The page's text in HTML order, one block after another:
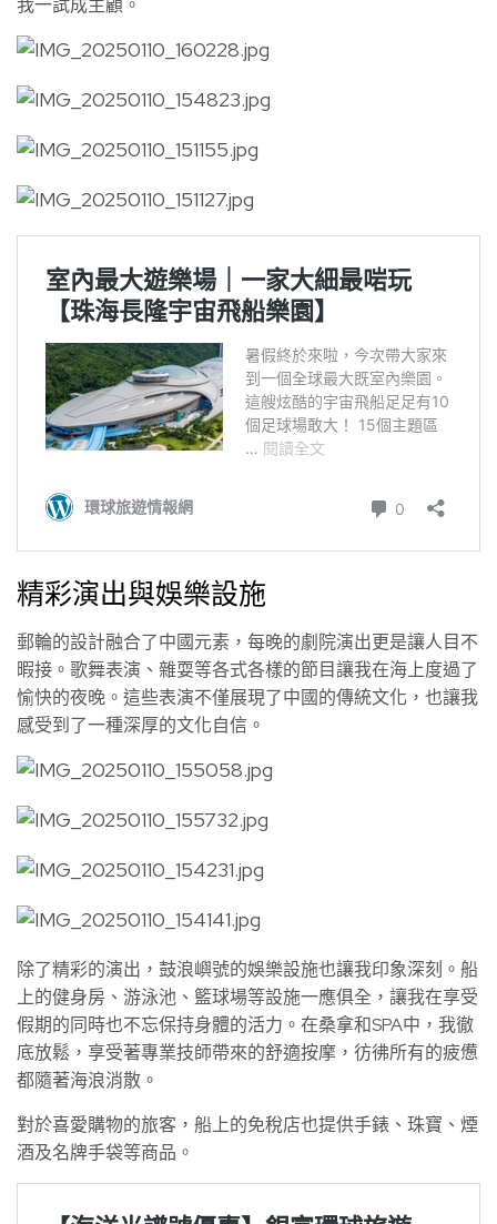
我一試成主顧。
精彩演出與娛樂設施
郵輪的設計融合了中國元素，每晚的劇院演出更是讓人目不
暇接。歌舞表演、雜耍等各式各樣的節目讓我在海上度過了
愉快的夜晚。這些表演不僅展現了中國的傳統文化，也讓我
感受到了一種深厚的文化自信。
除了精彩的演出，鼓浪嶼號的娛樂設施也讓我印象深刻。船
上的健身房、游泳池、籃球場等設施一應俱全，讓我在享受
假期的同時也不忘保持身體的活力。在桑拿和SPA中，我徹
底放鬆，享受著專業技師帶來的舒適按摩，彷彿所有的疲憊
都隨著海浪消散。
對於喜愛購物的旅客，船上的免稅店也提供手錶、珠寶、煙
酒及名牌手袋等商品。